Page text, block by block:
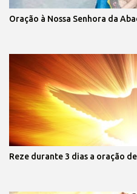
Oração à Nossa Senhora da
Reze durante 3 dias a oração